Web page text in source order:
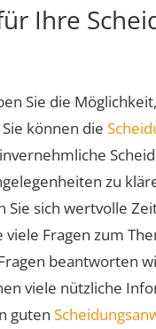
Ihre
Sie die
können die
zu
Sie sich wertvolle
viele Fragen zum
beantworten
viele nützliche
guten